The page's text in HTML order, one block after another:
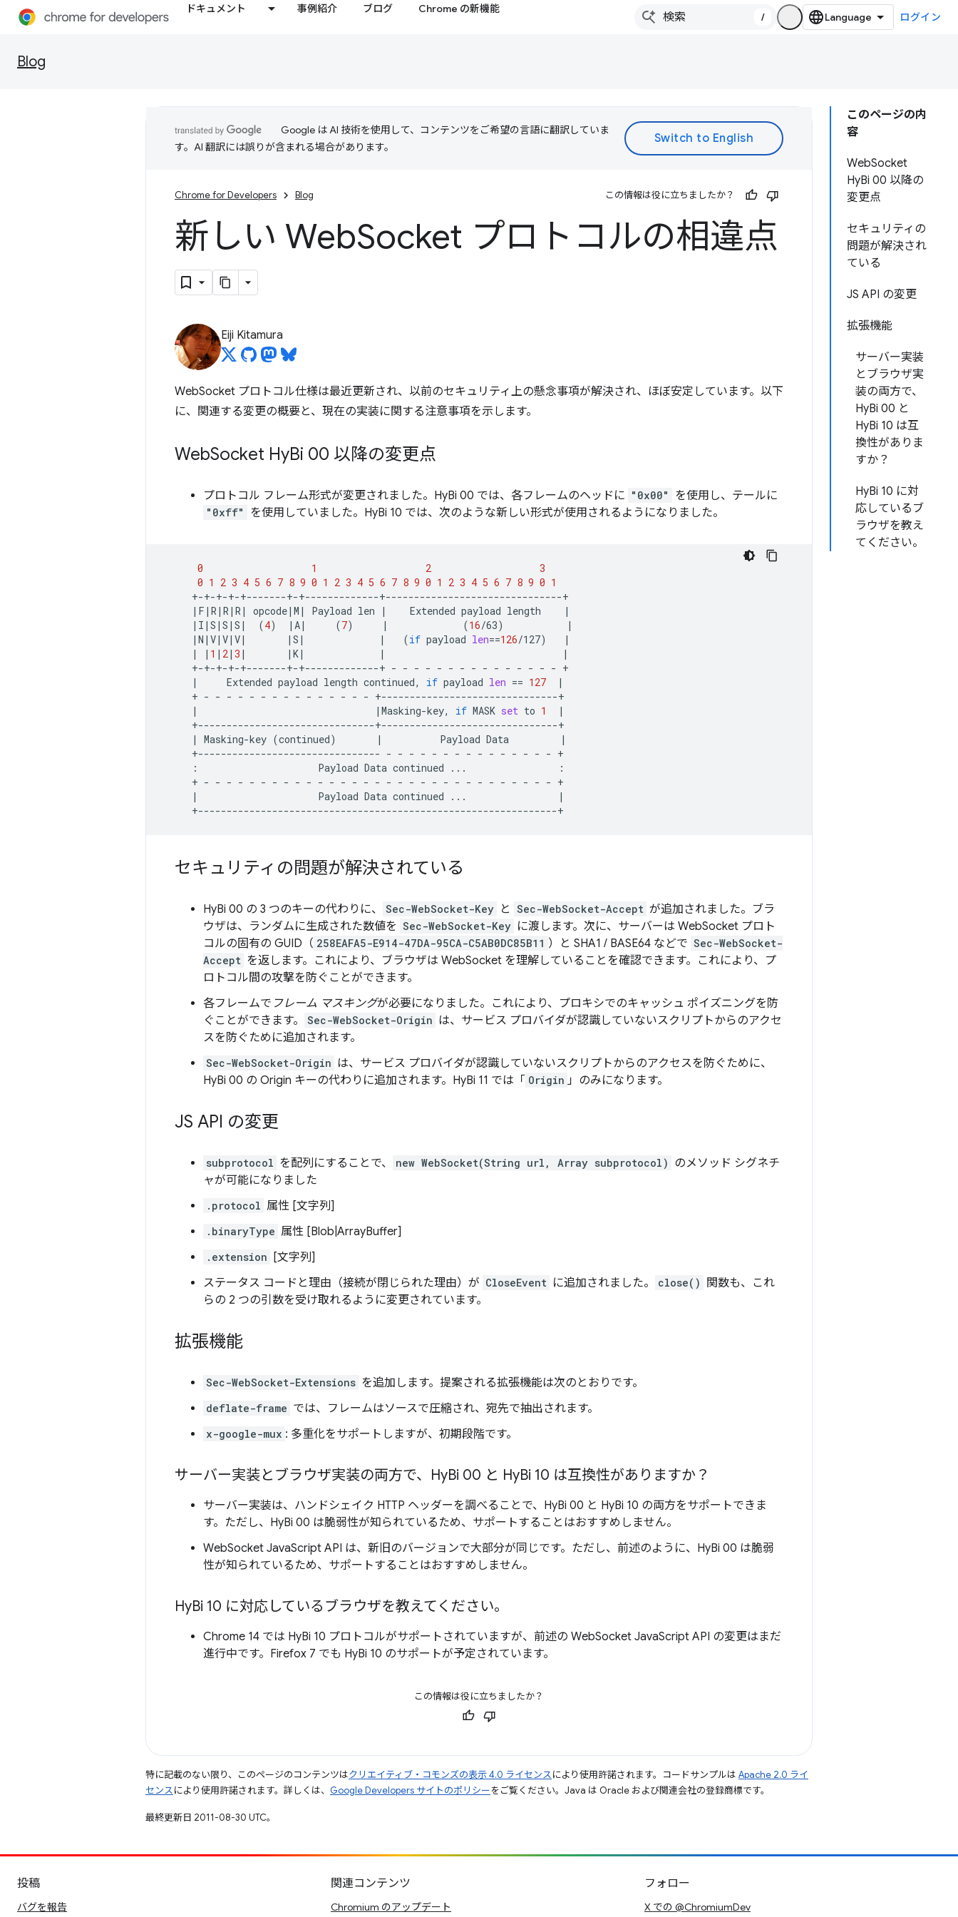
ドキュメント 事例紹介 ブログ Chrome の新機能
/ ログイン
Blog
このページの内
容
WebSocket
HyBi 00 以降の
変更点
セキュリティの
問題が解決され
ている
JS API の変更
拡張機能
サーバー実装
とブラウザ実
装の両方で、
HyBi 00 と
HyBi 10 は互
換性がありま
すか？
HyBi 10 に対
応しているブ
ラウザを教え
てください。
Google は AI 技術を使用して、コンテンツをご希望の言語に翻訳していま
す。AI 翻訳には誤りが含まれる場合があります。
Chrome for Developers Blog この情報は役に立ちましたか？
新しい WebSocket プロトコルの相違点
Eiji Kitamura
WebSocket プロトコル仕様は最近更新され、以前のセキュリティ上の懸念事項が解決され、ほぼ安定しています。以下
に、関連する変更の概要と、現在の実装に関する注意事項を示します。
WebSocket HyBi 00 以降の変更点
プロトコル フレーム形式が変更されました。HyBi 00 では、各フレームのヘッドに "0x00" を使用し、テールに
"0xff" を使用していました。HyBi 10 では、次のような新しい形式が使用されるようになりました。
0 1 2
3
0 1 2 3 4 5 6 7 8 9 0 1 2 3 4 5 6 7 8 9 0 1 2 3 4 5 6 7 8 9 0 1
| F | R | R | R | opcode| M | Payload len | Extended payload length
|
| I | S | S | S | (4) | A| (7) | (16/63)
|
| N | V| V| V| | S | | (if payload len==126/127)
|
|
| 1 | 2| 3 | | K| |
|
+-+-+-+-+-------+-+-------------+ - - - - - - - - - - - - - - -
|
Extended payload length continued, if payload len == 127
|
+ - - - - - - - - - - - - - - -
|
| Masking-key, if MASK set to 1
|
|
Masking-key (continued) | Payload Data
|
+-------------------------------- - - - - - - - - - - - - - - -
:
Payload Data continued ...
+ - - - - - - - - - - - - - - - - - - - - - - - - - - - - - - -
|
Payload Data continued ...
|
セキュリティの問題が解決されている
HyBi 00 の 3 つのキーの代わりに、 Sec-WebSocket-Key と Sec-WebSocket-Accept が追加されました。ブラ
ウザは、ランダムに生成された数値を Sec-WebSocket-Key に渡します。次に、サーバーは WebSocket プロト
コルの固有の GUID（ 258EAFA5-E914-47DA-95CA-C5AB0DC85B11 ）と SHA1 / BASE64 などで Sec-WebSocket-
Accept を返します。これにより、ブラウザは WebSocket を理解していることを確認できます。これにより、プ
ロトコル間の攻撃を防ぐことができます。
各フレームで フレーム マスキングが必要になりました。これにより、プロキシでのキャッシュ ポイズニングを防
ぐことができます。
Sec-WebSocket-Origin は、サービス プロバイダが認識していないスクリプトからのアクセ
スを防ぐために追加されます。
Sec-WebSocket-Origin は、サービス プロバイダが認識していないスクリプトからのアクセスを防ぐために、
HyBi 00 の Origin キーの代わりに追加されます。HyBi 11 では「 Origin 」のみになります。
JS API の変更
subprotocol を配列にすることで、 new WebSocket(String url, Array subprotocol) のメソッド シグネチ
ャが可能になりました
.protocol 属性 [文字列]
.binaryType 属性 [Blob|ArrayBuffer]
.extension
[文字列]
ステータス コードと理由（接続が閉じられた理由）が CloseEvent に追加されました。 close()
関数も、これ
らの 2 つの引数を受け取れるように変更されています。
拡張機能
Sec-WebSocket-Extensions を追加します。提案される拡張機能は次のとおりです。
deflate-frame では、フレームはソースで圧縮され、宛先で抽出されます。
x-google-mux : 多重化をサポートしますが、初期段階です。
サーバー実装とブラウザ実装の両方で、HyBi 00 と HyBi 10 は互換性がありますか？
サーバー実装は、ハンドシェイク HTTP ヘッダーを調べることで、HyBi 00 と HyBi 10 の両方をサポートできま
す。ただし、HyBi 00 は脆弱性が知られているため、サポートすることはおすすめしません。
WebSocket JavaScript API は、新旧のバージョンで大部分が同じです。ただし、前述のように、HyBi 00 は脆弱
性が知られているため、サポートすることはおすすめしません。
HyBi 10 に対応しているブラウザを教えてください。
Chrome 14 では HyBi 10 プロトコルがサポートされていますが、前述の WebSocket JavaScript API の変更はまだ
進行中です。Firefox 7 でも HyBi 10 のサポートが予定されています。
この情報は役に立ちましたか？
特に記載のない限り、このページのコンテンツはクリエイティブ・コモンズの表示 4.0 ライセンスにより使用許諾されます。コードサンプルは Apache 2.0 ライ
センスにより使用許諾されます。詳しくは、 Google Developers サイトのポリシーをご覧ください。Java は Oracle および関連会社の登録商標です。
最終更新日 2011-08-30 UTC。
投稿
バグを報告
関連コンテンツ
Chromium のアップデート
フォロー
X での @ChromiumDev